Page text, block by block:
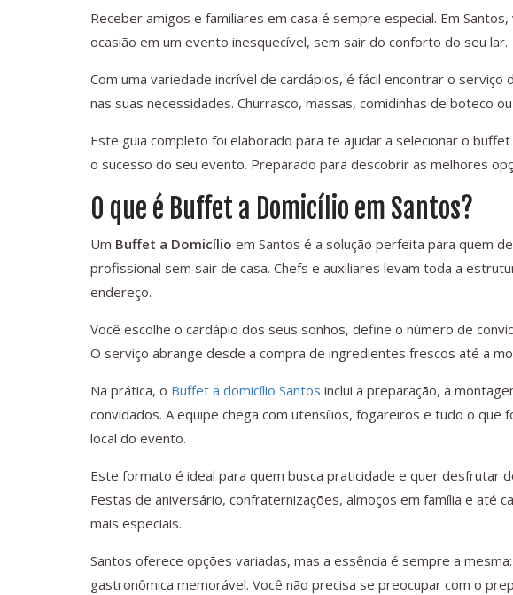
Receber amigos e familiares em casa é sempre especial. Em
ocasião em um evento inesquecível, sem sair do conforto do seu lar.
Com uma variedade incrível de cardápios, é fácil encontrar o
nas suas necessidades. Churrasco, massas, comidinhas de boteco
Este guia completo foi elaborado para te ajudar a selecionar o
o sucesso do seu evento. Preparado para descobrir as melhores
O que é Buffet a Domicílio em Santos?
Um Buffet a Domicílio em Santos é a solução perfeita para quem
profissional sem sair de casa. Chefs e auxiliares levam toda a
endereço.
Você escolhe o cardápio dos seus sonhos, define o número de
O serviço abrange desde a compra de ingredientes frescos até a
Na prática, o Buffet a domicílio Santos inclui a preparação, a
convidados. A equipe chega com utensílios, fogareiros e tudo o que
local do evento.
Este formato é ideal para quem busca praticidade e quer desfrutar
Festas de aniversário, confraternizações, almoços em família e até
mais especiais.
Santos oferece opções variadas, mas a essência é sempre a
gastronômica memorável. Você não precisa se preocupar com o